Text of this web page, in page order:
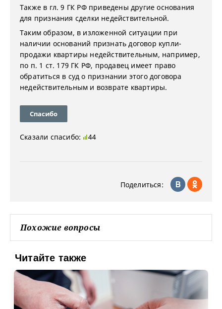
Также в гл. 9 ГК РФ приведены другие основания
для признания сделки недействительной.
Таким образом, в изложенной ситуации при
наличии оснований признать договор купли-
продажи квартиры недействительным, например,
по п. 1 ст. 179 ГК РФ, продавец имеет право
обратиться в суд о признании этого договора
недействительным и возврате квартиры.
Спасибо
Сказали спасибо: 44
Поделиться:
Похожие вопросы
Читайте также